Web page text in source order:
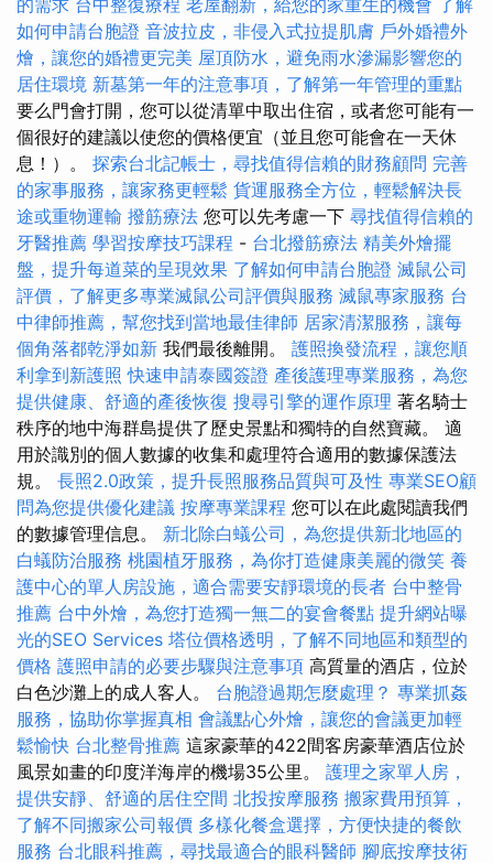
的需求 台中整復療程 老屋翻新，給您的家重生的機會 了解
如何申請台胞證 音波拉皮，非侵入式拉提肌膚 戶外婚禮外
燴，讓您的婚禮更完美 屋頂防水，避免雨水滲漏影響您的
居住環境 新墓第一年的注意事項，了解第一年管理的重點
要么門會打開，您可以從清單中取出住宿，或者您可能有一
個很好的建議以使您的價格便宜（並且您可能會在一天休
息！）。 探索台北記帳士，尋找值得信賴的財務顧問 完善
的家事服務，讓家務更輕鬆 貨運服務全方位，輕鬆解決長
途或重物運輸 撥筋療法 您可以先考慮一下 尋找值得信賴的
牙醫推薦 學習按摩技巧課程 - 台北撥筋療法 精美外燴擺
盤，提升每道菜的呈現效果 了解如何申請台胞證 滅鼠公司
評價，了解更多專業滅鼠公司評價與服務 滅鼠專家服務 台
中律師推薦，幫您找到當地最佳律師 居家清潔服務，讓每
個角落都乾淨如新 我們最後離開。 護照換發流程，讓您順
利拿到新護照 快速申請泰國簽證 產後護理專業服務，為您
提供健康、舒適的產後恢復 搜尋引擎的運作原理 著名騎士
秩序的地中海群島提供了歷史景點和獨特的自然寶藏。 適
用於識別的個人數據的收集和處理符合適用的數據保護法
規。 長照2.0政策，提升長照服務品質與可及性 專業SEO顧
問為您提供優化建議 按摩專業課程 您可以在此處閱讀我們
的數據管理信息。 新北除白蟻公司，為您提供新北地區的
白蟻防治服務 桃園植牙服務，為你打造健康美麗的微笑 養
護中心的單人房設施，適合需要安靜環境的長者 台中整骨
推薦 台中外燴，為您打造獨一無二的宴會餐點 提升網站曝
光的SEO Services 塔位價格透明，了解不同地區和類型的
價格 護照申請的必要步驟與注意事項 高質量的酒店，位於
白色沙灘上的成人客人。 台胞證過期怎麼處理？ 專業抓姦
服務，協助你掌握真相 會議點心外燴，讓您的會議更加輕
鬆愉快 台北整骨推薦 這家豪華的422間客房豪華酒店位於
風景如畫的印度洋海岸的機場35公里。 護理之家單人房，
提供安靜、舒適的居住空間 北投按摩服務 搬家費用預算，
了解不同搬家公司報價 多樣化餐盒選擇，方便快捷的餐飲
服務 台北眼科推薦，尋找最適合的眼科醫師 腳底按摩技術